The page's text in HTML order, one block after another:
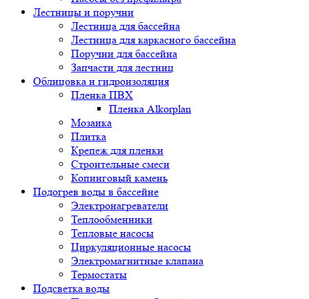
Лестницы и поручни
Лестница для бассейна
Лестница для каркасного бассейна
Поручни для бассейна
Запчасти для лестниц
Облицовка и гидроизоляция
Пленка ПВХ
Пленка Alkorplan
Мозаика
Плитка
Крепеж для пленки
Строительные смеси
Копинговый камень
Подогрев воды в бассейне
Электронагреватели
Теплообменники
Тепловые насосы
Циркуляционные насосы
Электромагнитные клапана
Термостаты
Подсветка воды